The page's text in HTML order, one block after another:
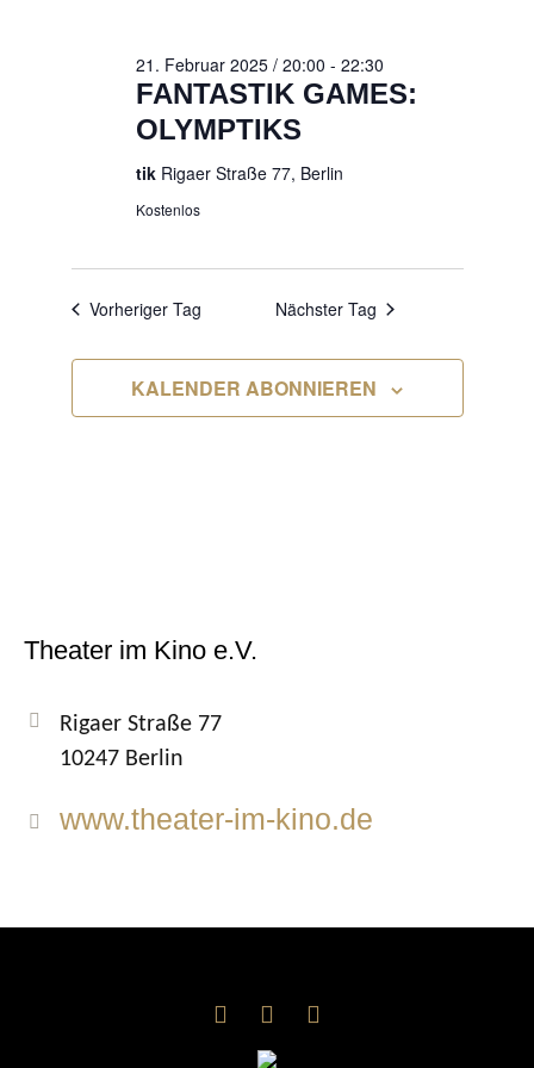
2025
FANTASTIK GAMES:
OLYMPTIKS
21. Februar 2025 / 20:00 - 22:30
tik Rigaer Straße 77, Berlin
Kostenlos
Vorheriger Tag Nächster Tag
KALENDER ABONNIEREN
Theater im Kino e.V.
Rigaer Straße 77
10247 Berlin
www.theater-im-kino.de